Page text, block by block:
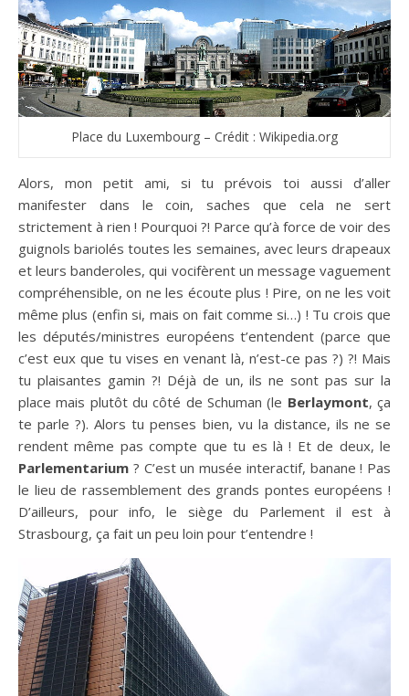
Place du Luxembourg – Crédit : Wikipedia.org
Alors, mon petit ami, si tu prévois toi aussi d’aller
manifester dans le coin, saches que cela ne sert
strictement à rien ! Pourquoi ?! Parce qu’à force de voir des
guignols bariolés toutes les semaines, avec leurs drapeaux
et leurs banderoles, qui vocifèrent un message vaguement
compréhensible, on ne les écoute plus ! Pire, on ne les voit
même plus (enfin si, mais on fait comme si…) ! Tu crois que
les députés/ministres européens t’entendent (parce que
c’est eux que tu vises en venant là, n’est-ce pas ?) ?! Mais
tu plaisantes gamin ?! Déjà de un, ils ne sont pas sur la
place mais plutôt du côté de Schuman (le Berlaymont, ça
te parle ?). Alors tu penses bien, vu la distance, ils ne se
rendent même pas compte que tu es là ! Et de deux, le
Parlementarium ? C’est un musée interactif, banane ! Pas
le lieu de rassemblement des grands pontes européens !
D’ailleurs, pour info, le siège du Parlement il est à
Strasbourg, ça fait un peu loin pour t’entendre !